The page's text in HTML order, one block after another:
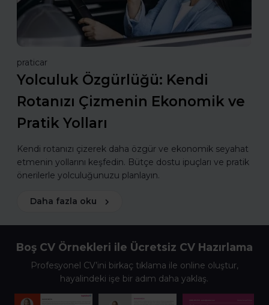
praticar
Yolculuk Özgürlüğü: Kendi
Rotanızı Çizmenin Ekonomik ve
Pratik Yolları
Kendi rotanızı çizerek daha özgür ve ekonomik seyahat
etmenin yollarını keşfedin. Bütçe dostu ipuçları ve pratik
önerilerle yolculuğunuzu planlayın.
Daha fazla oku
Boş CV Örnekleri ile Ücretsiz CV Hazırlama
Profesyonel CV’ini birkaç tıklama ile online oluştur,
hayalindeki işe bir adım daha yaklaş.